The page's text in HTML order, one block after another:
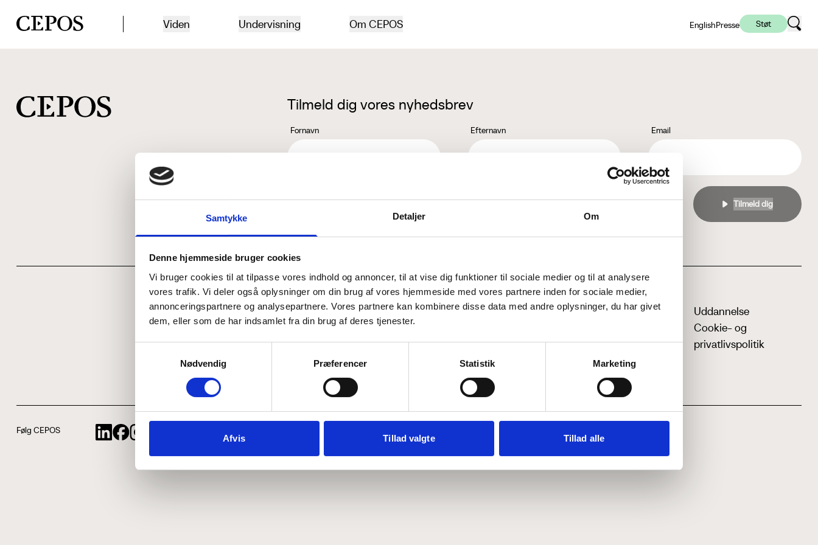
Samtykke Detaljer Om
Denne hjemmeside bruger cookies
Vi bruger cookies til at tilpasse vores indhold og annoncer, til at vise dig funktioner til sociale medier og til at analysere
vores trafik. Vi deler også oplysninger om din brug af vores hjemmeside med vores partnere inden for sociale medier,
annonceringspartnere og analysepartnere. Vores partnere kan kombinere disse data med andre oplysninger, du har givet
dem, eller som de har indsamlet fra din brug af deres tjenester.
Nødvendig
Præferencer Statistik Marketing
Afvis Tillad valgte Tillad alle
CEPOS logo Viden Undervisning Om CEPOS EnglishPresse Støt
Tilmeld dig vores nyhedsbrev
Fornavn Efternavn Email
Jeg accepterer behandlingen af mine personoplysninger i henhold tilprivatlivspolitikken
Hvem er CEPOS
Vores værdier
Medarbejdere
Kontakt
Analyser
ABCepos
Podcast
Uddannelse
Cookie- og
privatlivspolitik
Følg CEPOS